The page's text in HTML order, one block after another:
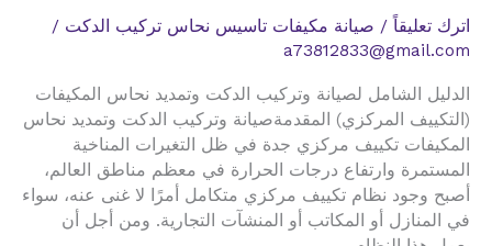
اترك تعليقاً / صيانة مكيفات تاسيس نحاس تركيب الدكت /
a73812833@gmail.com
الدليل الشامل لصيانة وتركيب الدكت وتمديد نحاس المكيفات
(التكييف المركزي) المقدمةصيانة وتركيب الدكت وتمديد نحاس
المكيفات تكييف مركزي جدة في ظل التغيرات المناخية
المستمرة وارتفاع درجات الحرارة في معظم مناطق العالم،
أصبح وجود نظام تكييف مركزي متكامل أمرًا لا غنى عنه، سواء
في المنازل أو المكاتب أو المنشآت التجارية. ومن أجل أن